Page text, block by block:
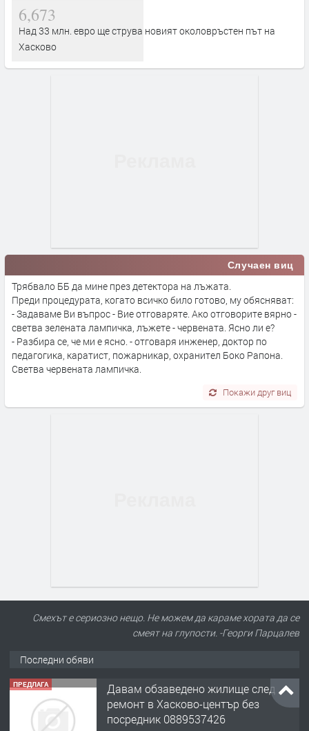
6,673
Над 33 млн. евро ще струва новият околовръстен път на
Хасково
Случаен виц
Трябвало ББ да мине през детектора на лъжата.
Преди процедурата, когато всичко било готово, му обясняват:
- Задаваме Ви въпрос - Вие отговаряте. Ако отговорите вярно -
светва зелената лампичка, лъжете - червената. Ясно ли е?
- Разбира се, че ми е ясно. - отговаря инженер, доктор по
педагогика, каратист, пожарникар, охранител Боко Рапона.
Светва червената лампичка.
Покажи друг виц
Смехът е сериозно нещо. Не можем да караме хората да се
смеят на глупости. -Георги Парцалев
Последни обяви
ПРЕДЛАГА
Давам обзаведено жилище след
ремонт в Хасково-център без
посредник 0889537426